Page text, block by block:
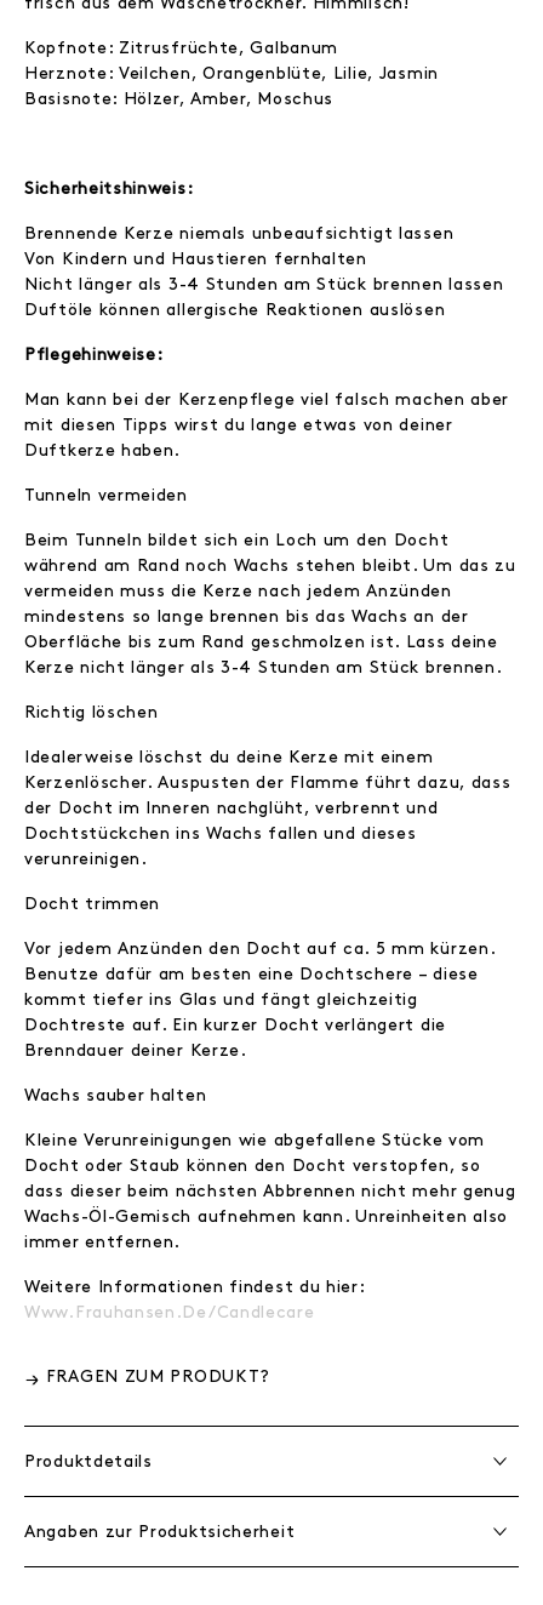
Kopfnote: Zitrusfrüchte, Galbanum
Herznote: Veilchen, Orangenblüte, Lilie, Jasmin
Basisnote: Hölzer, Amber, Moschus
Sicherheitshinweis:
Brennende Kerze niemals unbeaufsichtigt lassen
Von Kindern und Haustieren fernhalten
Nicht länger als 3-4 Stunden am Stück brennen lassen
Duftöle können allergische Reaktionen auslösen
Pflegehinweise:
Man kann bei der Kerzenpflege viel falsch machen aber
mit diesen Tipps wirst du lange etwas von deiner
Duftkerze haben.
Tunneln vermeiden
Beim Tunneln bildet sich ein Loch um den Docht
während am Rand noch Wachs stehen bleibt. Um das zu
vermeiden muss die Kerze nach jedem Anzünden
mindestens so lange brennen bis das Wachs an der
Oberfläche bis zum Rand geschmolzen ist. Lass deine
Kerze nicht länger als 3-4 Stunden am Stück brennen.
Richtig löschen
Idealerweise löschst du deine Kerze mit einem
Kerzenlöscher. Auspusten der Flamme führt dazu, dass
der Docht im Inneren nachglüht, verbrennt und
Dochtstückchen ins Wachs fallen und dieses
verunreinigen.
Docht trimmen
Vor jedem Anzünden den Docht auf ca. 5 mm kürzen.
Benutze dafür am besten eine Dochtschere – diese
kommt tiefer ins Glas und fängt gleichzeitig
Dochtreste auf. Ein kurzer Docht verlängert die
Brenndauer deiner Kerze.
Wachs sauber halten
Kleine Verunreinigungen wie abgefallene Stücke vom
Docht oder Staub können den Docht verstopfen, so
dass dieser beim nächsten Abbrennen nicht mehr genug
Wachs-Öl-Gemisch aufnehmen kann. Unreinheiten also
immer entfernen.
Weitere Informationen findest du hier:
Www.frauhansen.de/candlecare
FRAGEN ZUM PRODUKT?
Produktdetails
Angaben zur Produktsicherheit